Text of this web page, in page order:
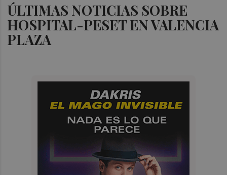
ÚLTIMAS NOTICIAS SOBRE
HOSPITAL-PESET EN VALENCIA
PLAZA